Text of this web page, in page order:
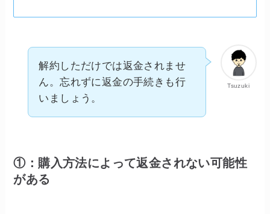
Tsuzuki
解約しただけでは返金されませ
ん。忘れずに返金の手続きも行
いましょう。
①：購入方法によって返金されない可能性
がある